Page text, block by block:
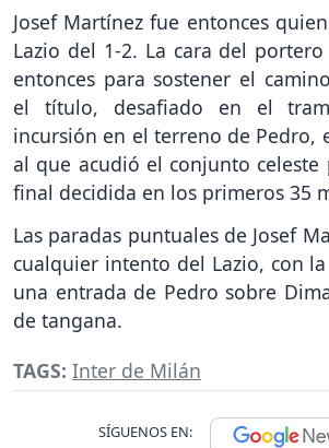
Josef Martínez fue entonces
Lazio del 1-2. La cara del
entonces para sostener el
el título, desafiado en el
incursión en el terreno de Pedro,
al que acudió el conjunto celeste
final decidida en los primeros 35
Las paradas puntuales de Josef
cualquier intento del Lazio, con
una entrada de Pedro sobre
de tangana.
TAGS: Inter de Milán
SÍGUENOS EN: